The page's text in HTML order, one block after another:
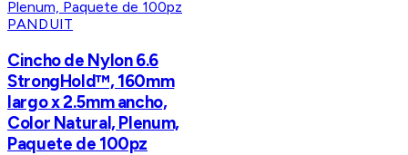
PANDUIT
Cincho de Nylon 6.6
StrongHold™, 160mm
largo x 2.5mm ancho,
Color Natural, Plenum,
Paquete de 100pz